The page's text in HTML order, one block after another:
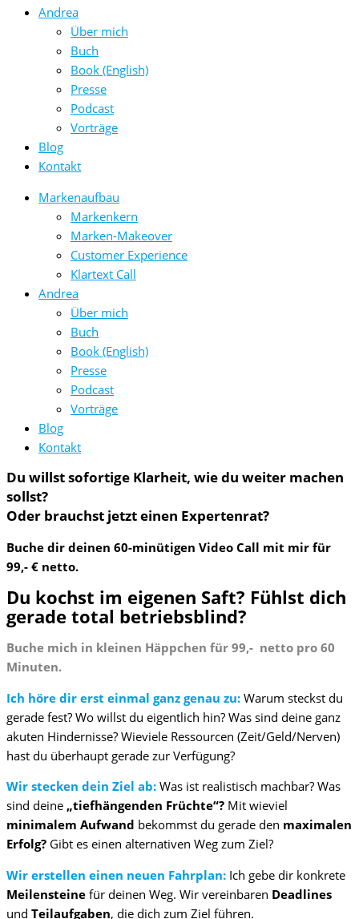
Andrea
Über mich
Buch
Book (English)
Presse
Podcast
Vorträge
Blog
Kontakt
Markenaufbau
Markenkern
Marken-Makeover
Customer Experience
Klartext Call
Andrea
Über mich
Buch
Book (English)
Presse
Podcast
Vorträge
Blog
Kontakt
Du willst sofortige Klarheit, wie du weiter machen
sollst?
Oder brauchst jetzt einen Expertenrat?
Buche dir deinen 60-minütigen Video Call mit mir für
99,- € netto.
Du kochst im eigenen Saft? Fühlst dich
gerade total betriebsblind?
Buche mich in kleinen Häppchen für 99,- netto pro 60
Minuten.
Ich höre dir erst einmal ganz genau zu: Warum steckst du
gerade fest? Wo willst du eigentlich hin? Was sind deine ganz
akuten Hindernisse? Wieviele Ressourcen (Zeit/Geld/Nerven)
hast du überhaupt gerade zur Verfügung?
Wir stecken dein Ziel ab: Was ist realistisch machbar? Was
sind deine „tiefhängenden Früchte“? Mit wieviel
minimalem Aufwand bekommst du gerade den maximalen
Erfolg? Gibt es einen alternativen Weg zum Ziel?
Wir erstellen einen neuen Fahrplan: Ich gebe dir konkrete
Meilensteine für deinen Weg. Wir vereinbaren Deadlines
und Teilaufgaben, die dich zum Ziel führen.